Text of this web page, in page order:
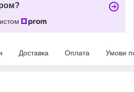
Доставка Оплата Умови